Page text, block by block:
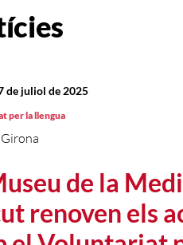
de la
renoven els
de juliol de 2025
per la llengua